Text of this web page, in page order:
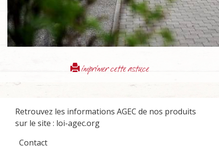
imprimer cette astuce
Retrouvez les informations AGEC de nos produits
sur le site : loi-agec.org
Contact